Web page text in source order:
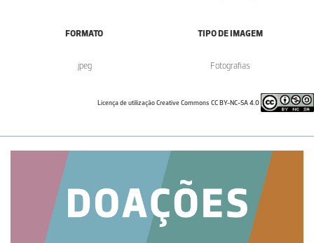
FORMATO
.jpeg
TIPO DE IMAGEM
Fotografias
Licença de utilização Creative Commons CC BY-NC-SA 4.0